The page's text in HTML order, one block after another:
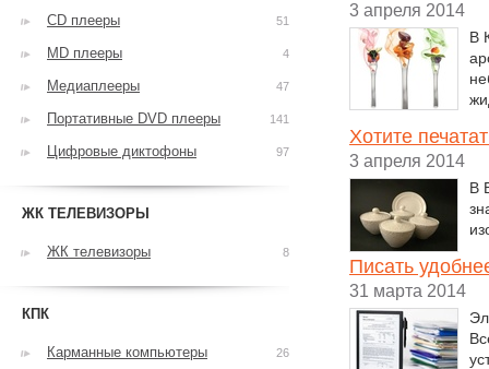
3 апреля 2014
В
Хотите
3 апреля 2014
В
Писать
31 марта 2014
CD плееры 51
MD плееры 4
Медиаплееры 47
Портативные DVD плееры 141
Цифровые диктофоны 97
ЖК ТЕЛЕВИЗОРЫ
ЖК телевизоры 8
КПК
Карманные компьютеры 26